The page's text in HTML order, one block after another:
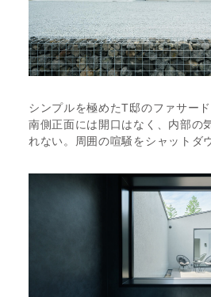
シンプルを極めたT邸のファサー
南側正面には開口はなく、内部の
れない。周囲の喧騒をシャットダ